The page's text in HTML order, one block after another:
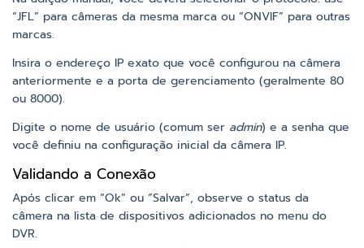
“JFL” para câmeras da mesma marca ou “ONVIF” para outras
marcas.
Insira o endereço IP exato que você configurou na câmera
anteriormente e a porta de gerenciamento (geralmente 80
ou 8000).
Digite o nome de usuário (comum ser admin) e a senha que
você definiu na configuração inicial da câmera IP.
Validando a Conexão
Após clicar em “Ok” ou “Salvar”, observe o status da
câmera na lista de dispositivos adicionados no menu do
DVR.